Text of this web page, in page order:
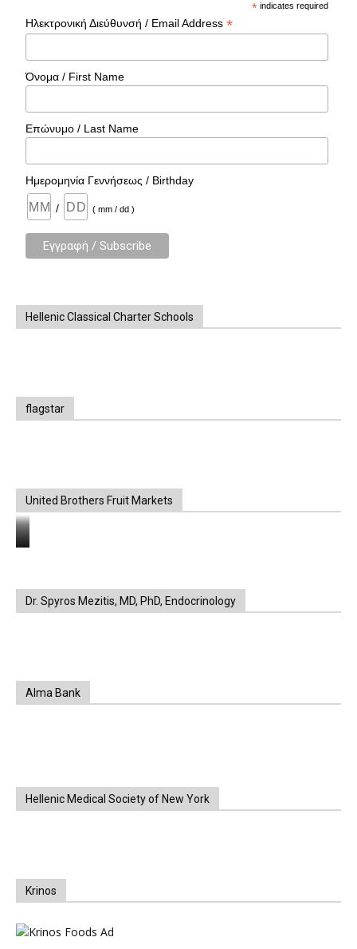
* indicates required
Ηλεκτρονική Διεύθυνσή / Email Address*
Όνομα / First Name
Επώνυμο / Last Name
Ημερομηνία Γεννήσεως / Birthday
/ ( mm / dd )
Hellenic Classical Charter Schools
flagstar
United Brothers Fruit Markets
https://www.unitedbrothersfruitmarkets.com/
https://www.unitedbrothersfruitmarkets.com/
Dr. Spyros Mezitis, MD, PhD, Endocrinology
Alma Bank
Hellenic Medical Society of New York
Krinos